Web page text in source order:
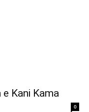
Kani Kama
0